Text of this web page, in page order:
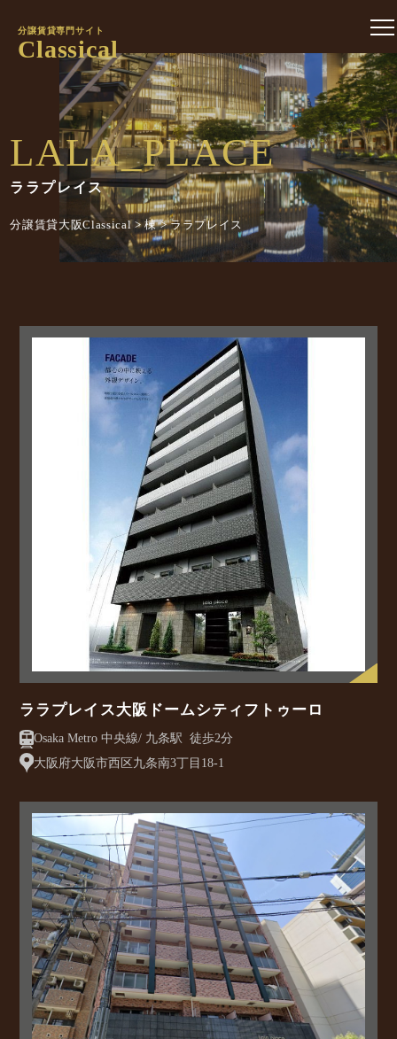
分譲賃貸専門サイト
Classical
LALA_PLACE
ララプレイス
分譲賃貸大阪Classical>棟>ララプレイス
ララプレイス大阪ドームシティフトゥーロ
Osaka Metro 中央線/ 九条駅 徒歩2分
大阪府大阪市西区九条南3丁目18-1